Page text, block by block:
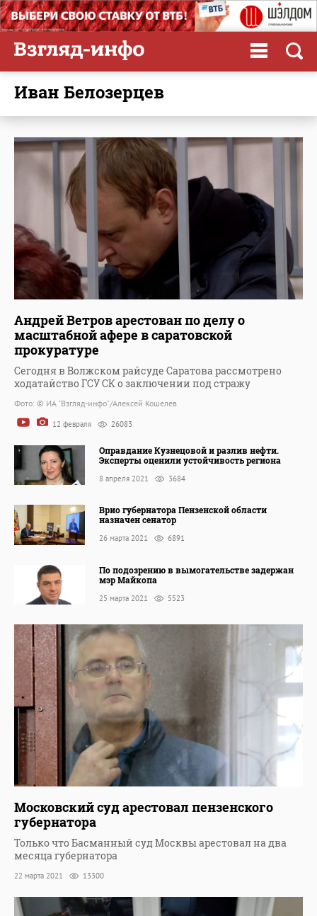
Иван Белозерцев
Андрей Ветров арестован по делу о
масштабной афере в саратовской
прокуратуре
Сегодня в Волжском райсуде Саратова рассмотрено
ходатайство ГСУ СК о заключении под стражу
Фото: © ИА "Взгляд-инфо"/Алексей Кошелев
12 февраля 26083
Оправдание Кузнецовой и разлив нефти.
Эксперты оценили устойчивость региона
8 апреля 2021 3684
Врио губернатора Пензенской области
назначен сенатор
26 марта 2021 6891
По подозрению в вымогательстве задержан
мэр Майкопа
25 марта 2021 5523
Московский суд арестовал пензенского
губернатора
Только что Басманный суд Москвы арестовал на два
месяца губернатора
22 марта 2021 13300